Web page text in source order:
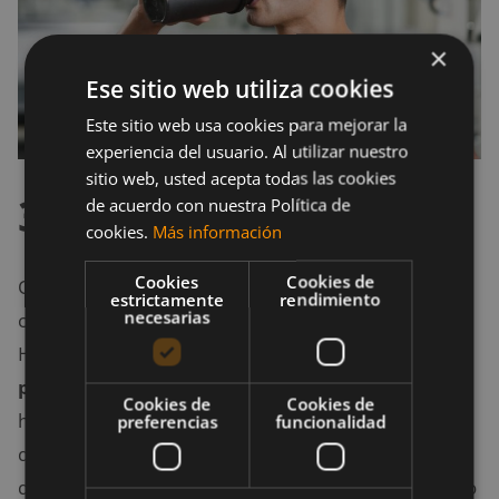
3. El precio
Otro de los temas importantes a la hora de
considerar si ingerimos o no un batido es su precio.
Hay muchas marcas que se aprovechan y ponen
precios elevadosa estos productos. Pero también
hay otras marcas que ponen unprecio barato
que este tipo de suplementos sea comprado. Hay
que
tener cuidadoen este aspecto, ya que lo barato
×
Ese sitio web utiliza cookies
Este sitio web usa cookies para mejorar la
experiencia del usuario. Al utilizar nuestro
sitio web, usted acepta todas las cookies
de acuerdo con nuestra Política de
cookies. Más información
Cookies
estrictamente
necesarias
Cookies de
rendimiento
Cookies de
preferencias
Cookies de
funcionalidad